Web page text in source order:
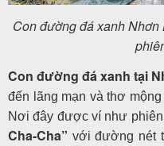
Con đường đá xanh Nhơn
Con đường đá xanh tại
đến lãng mạn và thơ
Nơi đây được ví như phiên
Cha-Cha” với đường nét